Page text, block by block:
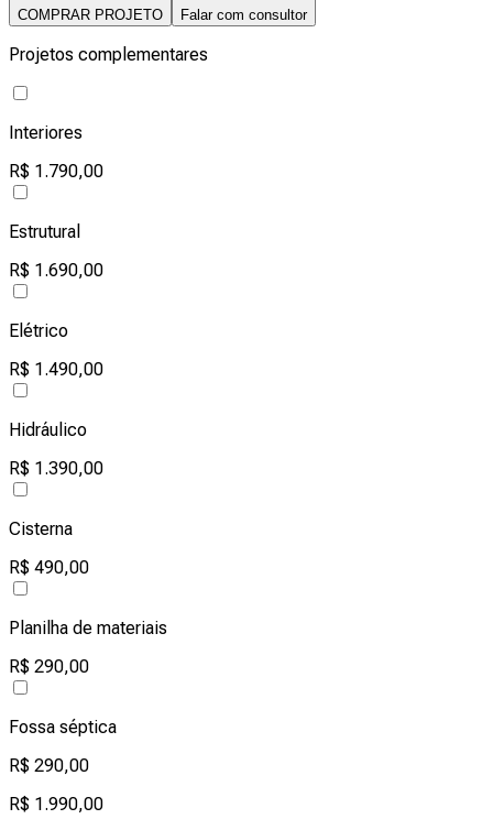
COMPRAR PROJETO Falar com consultor
Projetos complementares
Interiores
R$ 1.790,00
Estrutural
R$ 1.690,00
Elétrico
R$ 1.490,00
Hidráulico
R$ 1.390,00
Cisterna
R$ 490,00
Planilha de materiais
R$ 290,00
Fossa séptica
R$ 290,00
R$ 1.990,00